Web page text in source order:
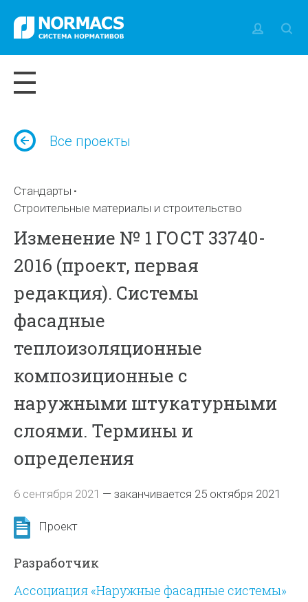
Все проекты
Стандарты
Строительные материалы и строительство
Изменение № 1 ГОСТ 33740-
2016 (проект, первая
редакция). Системы
фасадные
теплоизоляционные
композиционные с
наружными штукатурными
слоями. Термины и
определения
6 сентября 2021 —заканчивается 25 октября 2021
Проект
Разработчик
Ассоциация «Наружные фасадные системы»